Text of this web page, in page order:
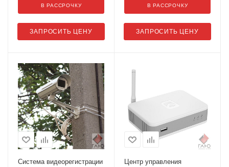
ЗАПРОСИТЬ ЦЕНУ
В РАССРОЧКУ
ЗАПРОСИТЬ ЦЕНУ
В РАССРОЧКУ
Система видеорегистрации
Центр управления